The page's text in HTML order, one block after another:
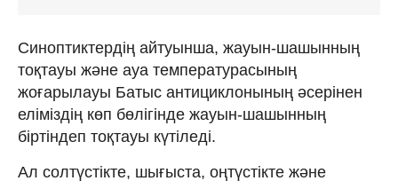
Синоптиктердің айтуынша, жауын-шашынның
тоқтауы және ауа температурасының
жоғарылауы Батыс антициклонының әсерінен
еліміздің көп бөлігінде жауын-шашынның
біртіндеп тоқтауы күтіледі.
Ал солтүстікте, шығыста, оңтүстікте және